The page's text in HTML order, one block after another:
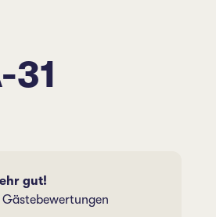
31
gut!
Gästebewertungen